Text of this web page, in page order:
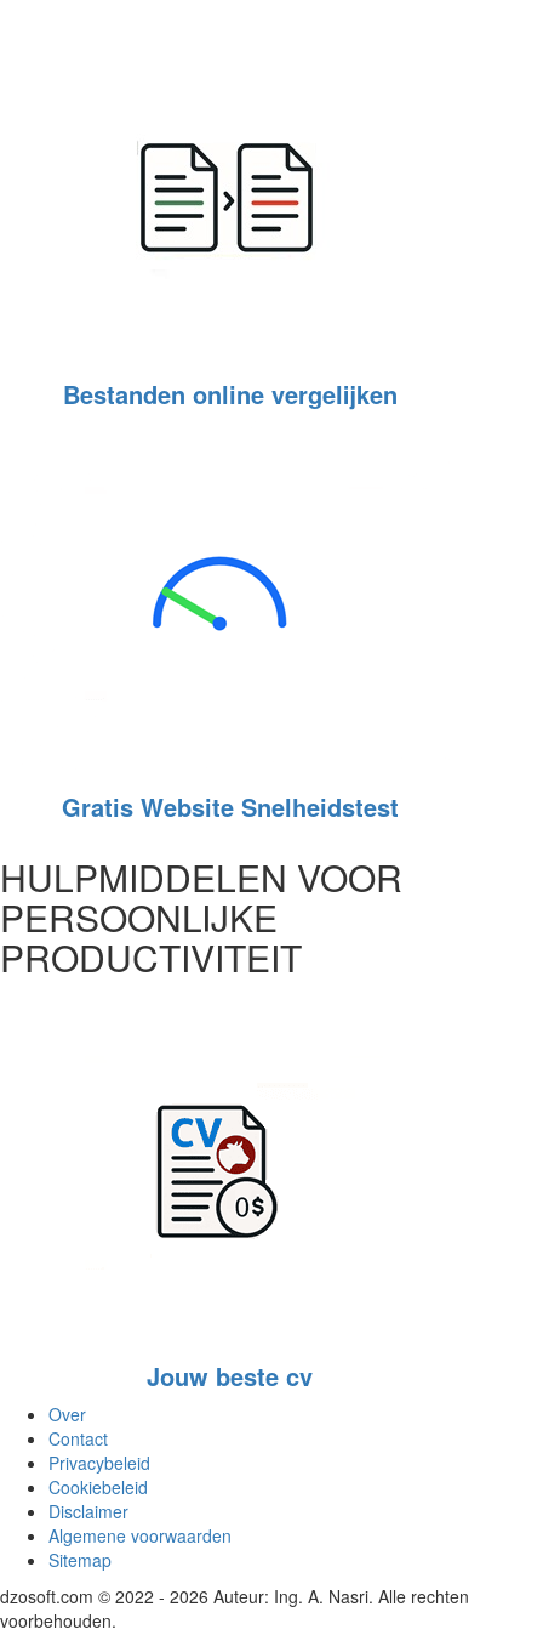
Bestanden online vergelijken
Gratis Website Snelheidstest
HULPMIDDELEN VOOR
PERSOONLIJKE
PRODUCTIVITEIT
Jouw beste cv
Over
Contact
Privacybeleid
Cookiebeleid
Disclaimer
Algemene voorwaarden
Sitemap
dzosoft.com © 2022 - 2026 Auteur: Ing. A. Nasri. Alle rechten
voorbehouden.